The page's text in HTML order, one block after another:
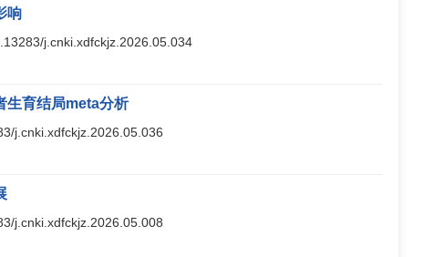
响
j.cnki.xdfckjz.2026.05.034
生育结局meta分析
j.cnki.xdfckjz.2026.05.036
j.cnki.xdfckjz.2026.05.008